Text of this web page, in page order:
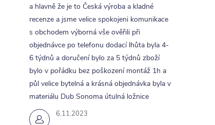
6.11.2023
a hlavně že je to Česká výroba a kladné
recenze a jsme velice spokojeni komunikace
s obchodem výborná vše ověřili při
objednávce po telefonu dodací lhůta byla 4-
6 týdnů a doručení bylo za 5 týdnů zboží
bylo v pořádku bez poškození montáž 1h a
půl velice bytelná a krásná objednávka byla v
materiálu Dub Sonoma útulná ložnice